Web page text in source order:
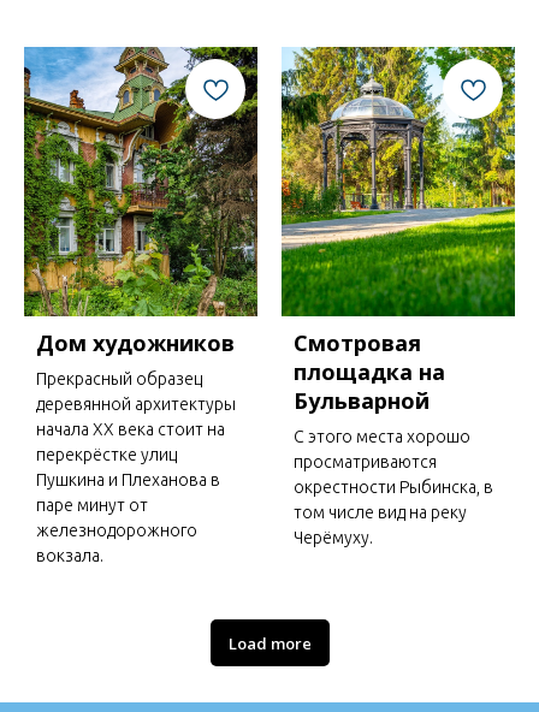
Дом художников
Прекрасный образец
деревянной архитектуры
начала ХХ века стоит на
перекрёстке улиц
Пушкина и Плеханова в
паре минут от
железнодорожного
вокзала.
Смотровая
площадка на
Бульварной
С этого места хорошо
просматриваются
окрестности Рыбинска, в
том числе вид на реку
Черёмуху.
Load more